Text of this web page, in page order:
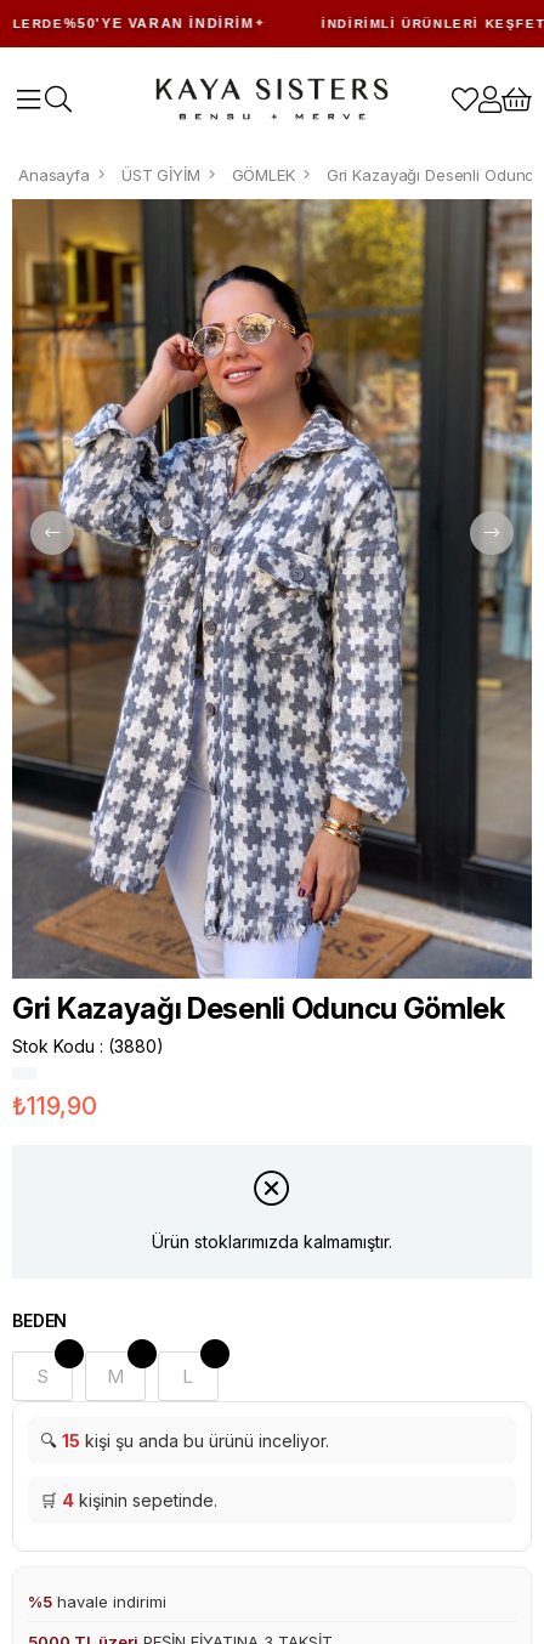
%50'YE VARAN İNDIRIM İNDIRIMLI ÜRÜNLERI KEŞFET
Anasayfa ÜST GİYİM GÖMLEK Gri Kazayağı Desenli
Gri Kazayağı Desenli Oduncu Gömlek
Stok Kodu (3880)
₺119,90
Ürün stoklarımızda kalmamıştır.
BEDEN
S M L
🔍 15 kişi şu anda bu ürünü inceliyor.
🛒 4 kişinin sepetinde.
%5 havale indirimi